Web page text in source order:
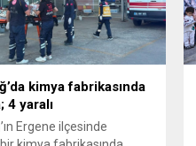
cezası uygulanmak üzere
Kurulu’na (YDK) sevk
partideki tüm
kimya fabrikasında
4 yaralı
Ergene ilçesinde